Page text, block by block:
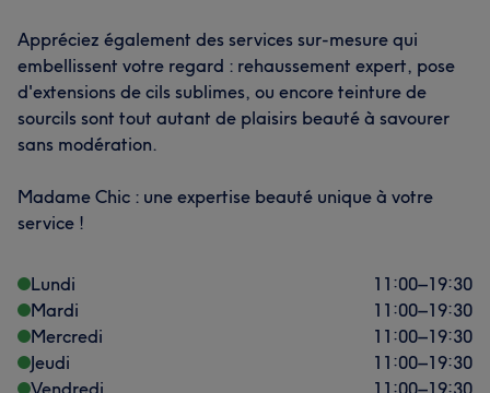
Appréciez également des services sur-mesure qui
embellissent votre regard : rehaussement expert, pose
d'extensions de cils sublimes, ou encore teinture de
sourcils sont tout autant de plaisirs beauté à savourer
sans modération.
Madame Chic : une expertise beauté unique à votre
service !
Lundi 11:00–19:30
Mardi
11:00–19:30
Mercredi
11:00–19:30
Jeudi
11:00–19:30
Vendredi
11:00–19:30